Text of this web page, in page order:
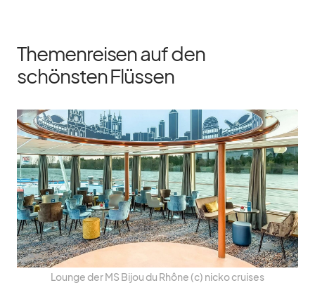
Themenreisen auf den
schönsten Flüssen
Lounge der MS Bi­jou du Rhône (c) nicko crui­ses